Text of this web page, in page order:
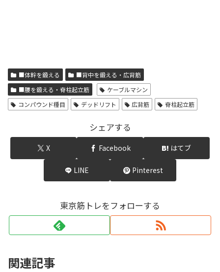
■体幹を鍛える
■背中を鍛える・広背筋
■腰を鍛える・脊柱起立筋
ケーブルマシン
コンパウンド種目
デッドリフト 広背筋 脊柱起立筋
シェアする
X Facebook はてブ
LINE Pinterest
東京筋トレをフォローする
関連記事